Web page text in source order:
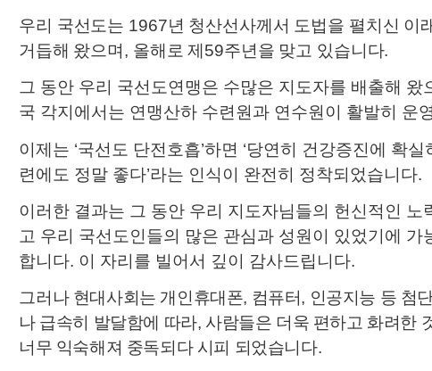
우리 국선도는 1967년 청산선사께서 도법을 펼치신 이
거듭해 왔으며 , 올해로 제 59주년을 맞고 있습니다.
그 동안 우리 국선도연맹은 수많은 지도자를 배출해 왔
국 각지에서는 연맹산하 수련원과 연수원이 활발히 운
이제는 ‘국선도 단전호흡’하면 ‘당연히 건강증진에 확실
련에도 정말 좋다’라는 인식이 완전히 정착되었습니다.
이러한 결과는 그 동안 우리 지도자님들의 헌신적인 노
고 우리 국선도인들의 많은 관심과 성원이 있었기에 가
합니다. 이 자리를 빌어서 깊이 감사드립니다.
그러나 현대사회는 개인휴대폰, 컴퓨터, 인공지능 등 첨
나 급속히 발달함에 따라, 사람들은 더욱 편하고 화려한
너무 익숙해져 중독되다 시피 되었습니다.